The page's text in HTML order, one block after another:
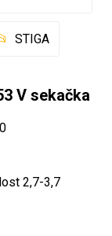
STIGA
V sekačka
2,7-3,7